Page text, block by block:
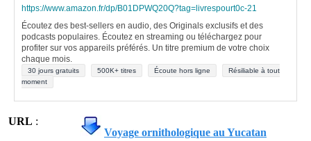
https://www.amazon.fr/dp/B01DPWQ20Q?tag=livrespourt0c-21
Écoutez des best-sellers en audio, des Originals exclusifs et des
podcasts populaires. Écoutez en streaming ou téléchargez pour
profiter sur vos appareils préférés. Un titre premium de votre choix
chaque mois.
30 jours gratuits 500K+ titres Écoute hors ligne
Résiliable à tout
moment
URL :
Voyage ornithologique au Yucatan